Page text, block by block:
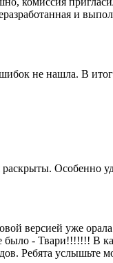
и
не нашла. В
раскрыты. Особенно
версией уже
было - Твари!!!!!!! В
Ребята услышьте